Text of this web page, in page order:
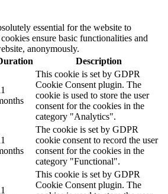
essential for the website to
ensure basic functionalities and
anonymously.
Description
This cookie is set by GDPR
Cookie Consent plugin. The
cookie is used to store the user
consent for the cookies in the
category "Analytics".
The cookie is set by GDPR
cookie consent to record the user
consent for the cookies in the
category "Functional".
This cookie is set by GDPR
Cookie Consent plugin. The